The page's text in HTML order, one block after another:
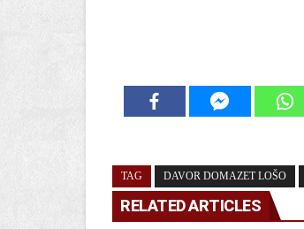
TAG DAVOR DOMAZET LOŠO
RELATED ARTICLES